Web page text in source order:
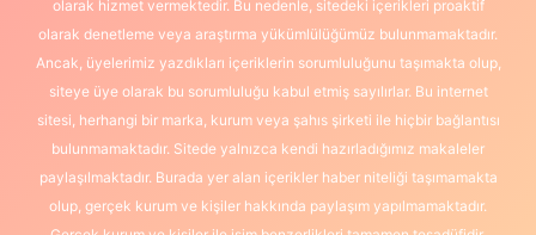
olarak hizmet vermektedir. Bu nedenle, sitedeki içerikleri proaktif
olarak denetleme veya araştırma yükümlülüğümüz bulunmamaktadır.
Ancak, üyelerimiz yazdıkları içeriklerin sorumluluğunu taşımakta olup,
siteye üye olarak bu sorumluluğu kabul etmiş sayılırlar. Bu internet
sitesi, herhangi bir marka, kurum veya şahıs şirketi ile hiçbir bağlantısı
bulunmamaktadır. Sitede yalnızca kendi hazırladığımız makaleler
paylaşılmaktadır. Burada yer alan içerikler haber niteliği taşımamakta
olup, gerçek kurum ve kişiler hakkında paylaşım yapılmamaktadır.